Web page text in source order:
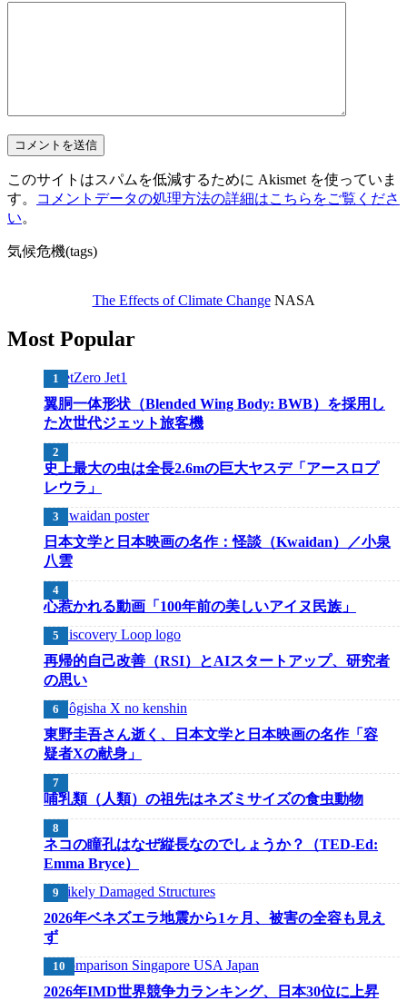
このサイトはスパムを低減するために Akismet を使っていま
す。
コメントデータの処理方法の詳細はこちらをご覧くださ
い。
気候危機(tags)
The Effects of Climate ChangeNASA
Most Popular
翼胴一体形状（Blended Wing Body: BWB）を採用し
た次世代ジェット旅客機
史上最大の虫は全長2.6mの巨大ヤスデ「アースロプ
レウラ」
日本文学と日本映画の名作：怪談（Kwaidan）／小泉
八雲
心惹かれる動画「100年前の美しいアイヌ民族」
再帰的自己改善（RSI）とAIスタートアップ、研究者
の思い
東野圭吾さん逝く、日本文学と日本映画の名作「容
疑者Xの献身」
哺乳類（人類）の祖先はネズミサイズの食虫動物
ネコの瞳孔はなぜ縦長なのでしょうか？（TED-Ed:
Emma Bryce）
2026年ベネズエラ地震から1ヶ月、被害の全容も見え
ず
2026年IMD世界競争力ランキング、日本30位に上昇